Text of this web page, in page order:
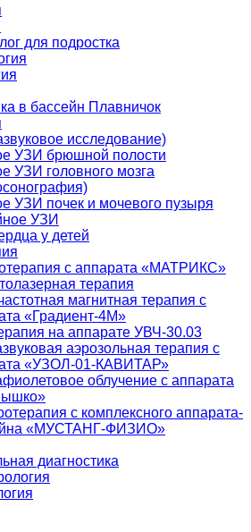
для подростка
в бассейн Плавничок
исследование)
УЗИ брюшной полости
УЗИ головного мозга
УЗИ почек и мочевого пузыря
УЗИ
у детей
с аппарата «МАТРИКС»
терапия
магнитная терапия с
«Градиент-4М»
на аппарате УВЧ-30.03
аэрозольная терапия с
«УЗОЛ-01-КАВИТАР»
облучение с аппарата
с комплексного аппарата-
«МУСТАНГ-ФИЗИО»
диагностика